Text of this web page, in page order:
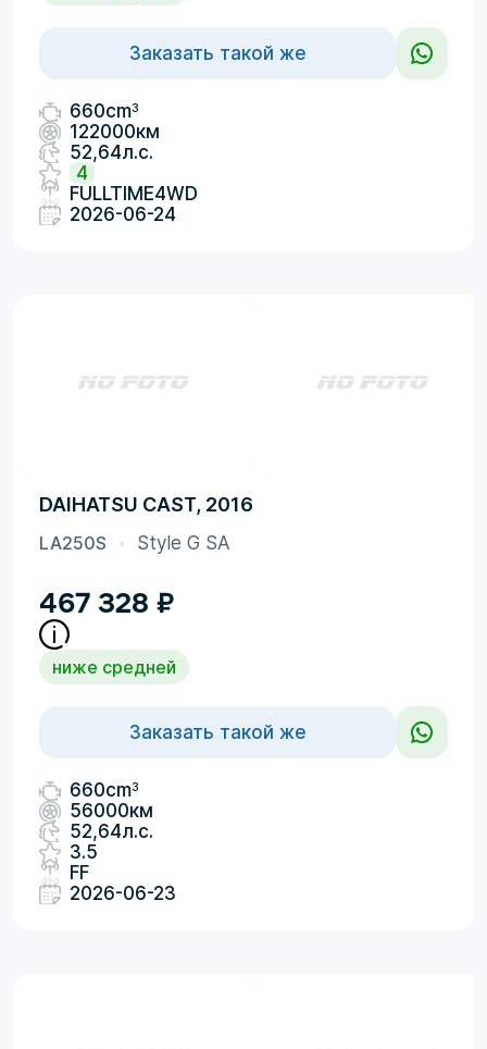
Заказать такой же
660cm3
122000км
52,64л.с.
4
FULLTIME4WD
2026-06-24
DAIHATSU CAST, 2016
LA250S Style G SA
467 328 ₽
ниже средней
Заказать такой же
660cm3
56000км
52,64л.с.
3.5
FF
2026-06-23